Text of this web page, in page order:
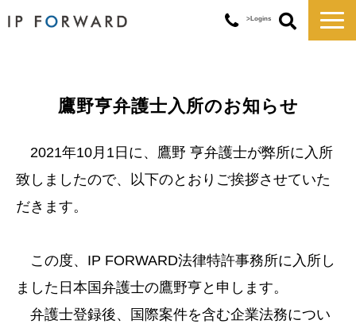
>Logins
コラム
鷹野亨弁護士入所のお知らせ
2021年10月1日に、鷹野 亨弁護士が弊所に入所
致しましたので、以下のとおりご挨拶させていた
だきます。
この度、IP FORWARD法律特許事務所に入所し
ました日本国弁護士の鷹野亨と申します。
弁護士登録後、国際案件を含む企業法務につい